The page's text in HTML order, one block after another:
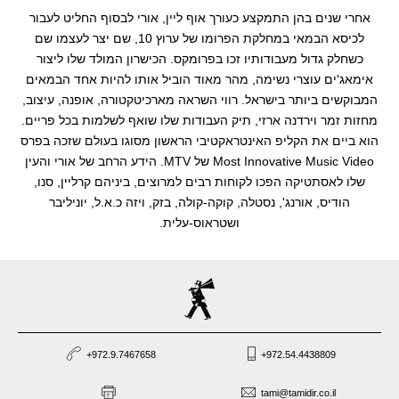
סטוריטלינג
קליפים
עריכה
אחרי שנים בהן התמקצע כעורך אוף ליין, אורי לבסוף החליט לעבור
לכיסא הבמאי במחלקת הפרומו של ערוץ 10, שם יצר לעצמו שם
כשחלק גדול מעבודותיו זכו בפרומקס. הכישרון המולד שלו ליצור
אימאג'ים עוצרי נשימה, מהר מאוד הוביל אותו להיות אחד הבמאים
המבוקשים ביותר בישראל. רווי השראה מארכיטקטורה, אופנה, עיצוב,
מחזות זמר וירדנה ארזי, תיק העבודות שלו שואף לשלמות בכל פריים.
הוא ביים את הקליפ האינטראקטיבי הראשון מסוגו בעולם שזכה בפרס
Most Innovative Music Video של MTV. הידע הרחב של אורי והעין
שלו לאסתטיקה הפכו לקוחות רבים למרוצים, ביניהם קרליין, סנו,
הודיס, אורנג', נסטלה, קוקה-קולה, בזק, ויזה כ.א.ל, יוניליבר
ושטראוס-עלית.
+972.9.7467658 +972.54.4438809
tami@tamidir.co.il